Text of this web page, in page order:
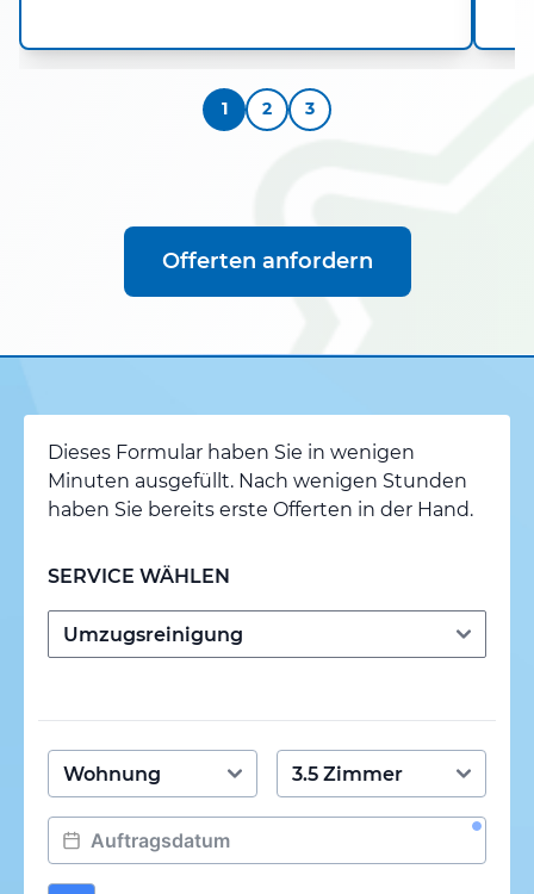
1 2 3
Offerten anfordern
Dieses Formular haben Sie in wenigen
Minuten ausgefüllt. Nach wenigen Stunden
haben Sie bereits erste Offerten in der Hand.
SERVICE WÄHLEN